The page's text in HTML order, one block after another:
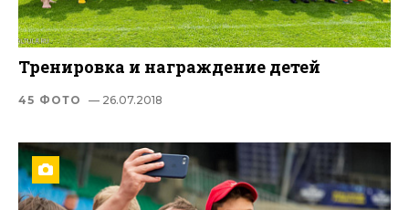
Тренировка и награждение детей
45 ФОТО — 26.07.2018